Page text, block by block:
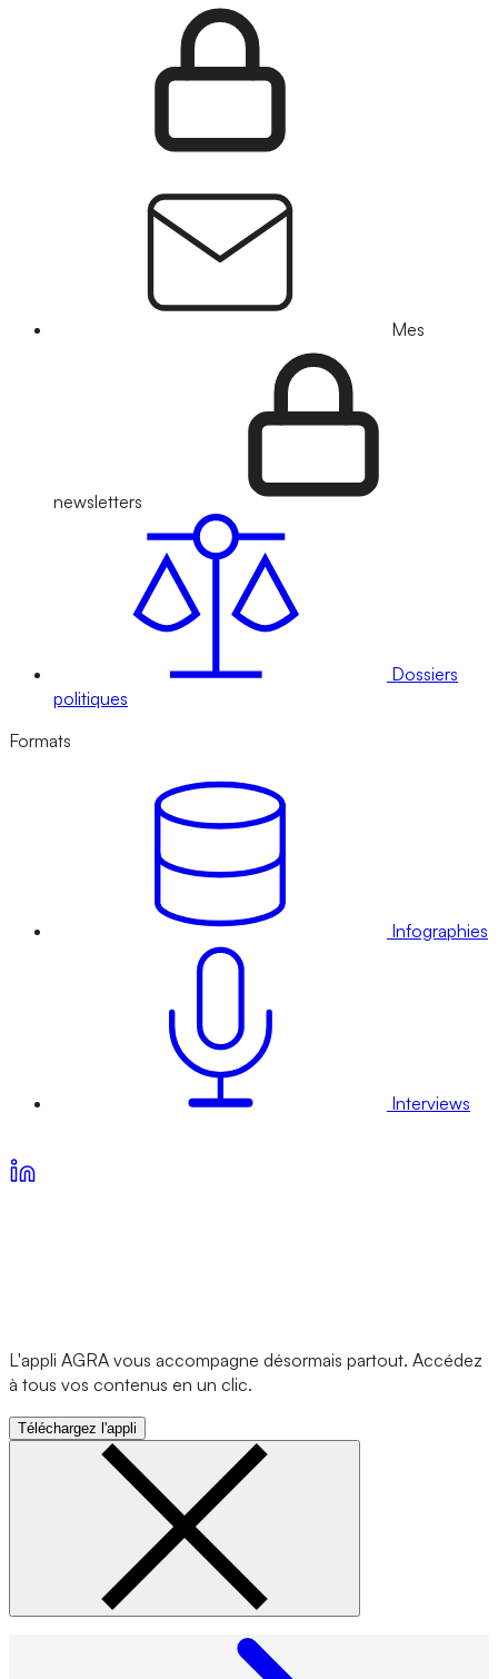
Mes
newsletters
Dossiers
politiques
Formats
Infographies
Interviews
L'appli AGRA vous accompagne désormais partout. Accédez
à tous vos contenus en un clic.
Téléchargez l'appli